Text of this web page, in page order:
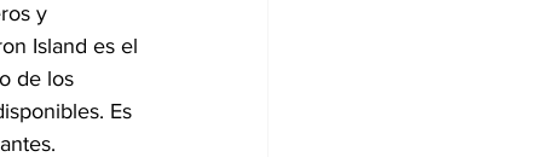
y
Island es el
de los
Es